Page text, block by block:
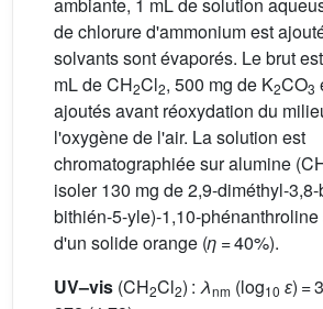
de chlorure d'ammonium est
solvants sont évaporés. Le brut
mL de CH2Cl2, 500 mg de K2CO3
ajoutés avant réoxydation du
l'oxygène de l'air. La solution est
chromatographiée sur alumine
isoler 130 mg de 2,9-diméthyl-3,8-
bithién-5-yle)-1,10-
d'un solide orange (η = 40%).
UV–vis (CH2Cl2) : λnm (log10 ɛ) =